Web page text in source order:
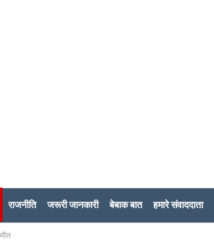
राजनीति जरूरी जानकारी बेबाक बात हमारे संवाददाता